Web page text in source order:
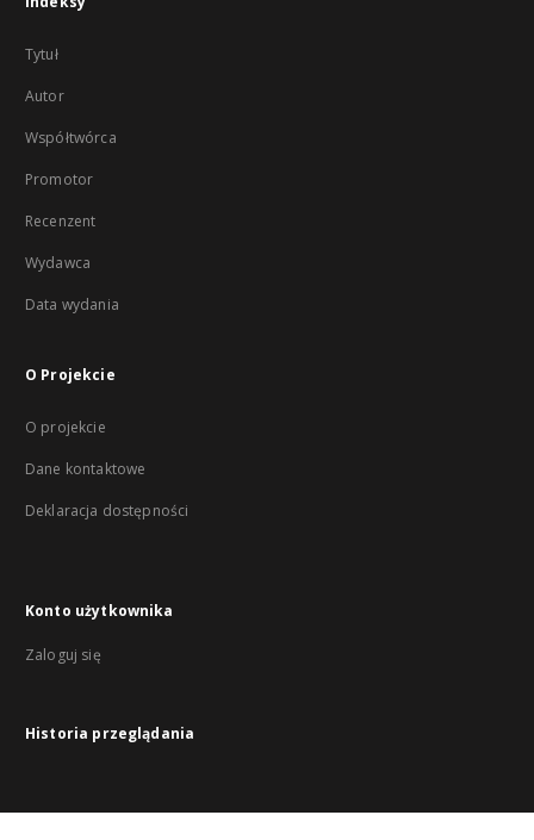
Tytuł
Autor
Współtwórca
Promotor
Recenzent
Wydawca
Data wydania
O Projekcie
O projekcie
Dane kontaktowe
Deklaracja dostępności
Konto użytkownika
Zaloguj się
Historia przeglądania